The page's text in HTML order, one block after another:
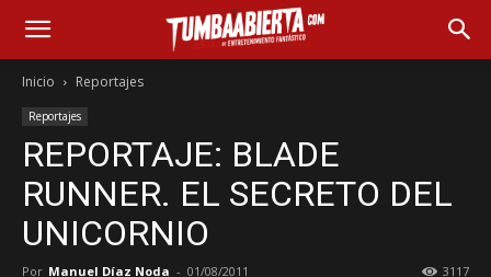
Inicio Reportajes
Reportajes
REPORTAJE: BLADE
RUNNER. EL SECRETO DEL
UNICORNIO
Por Manuel Díaz Noda - 01/08/2011 3117